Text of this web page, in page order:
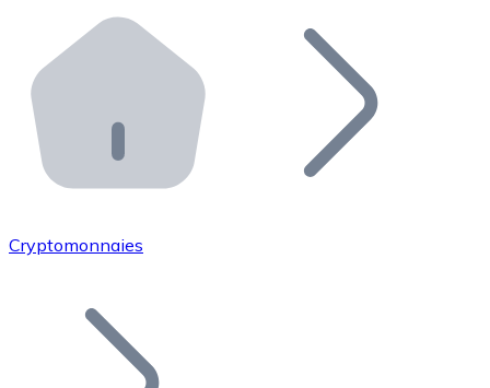
Distributeurs automatiques Bitnovo
Intégrez un ATM Bitnovo dans votre entreprise et
API Bitnovo
Intégrez notre API dans votre écosystème.
Rejoignez notre réseau de distributeurs et
Ajoutez le token de votre projet à notre service
Cryptomonnaies